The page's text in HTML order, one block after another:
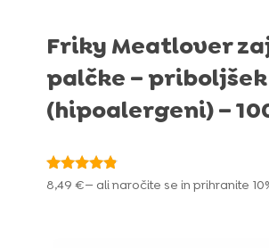
Friky Meatlover
palčke – priboljšek
(hipoalergeni) –
Ocenjeno
8,49 €— ali naročite se in prihranite